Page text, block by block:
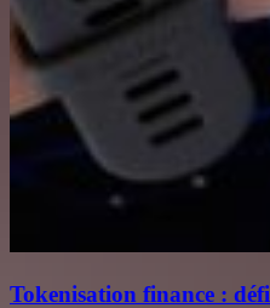
Tokenisation finance :